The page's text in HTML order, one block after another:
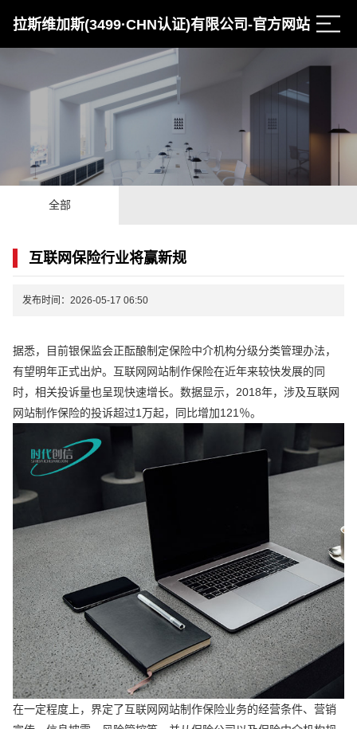
拉斯维加斯(3499·CHN认证)有限公司-官方网站
全部
互联网保险行业将赢新规
发布时间：2026-05-17 06:50
据悉，目前银保监会正酝酿制定保险中介机构分级分类管理办法，
有望明年正式出炉。互联网网站制作保险在近年来较快发展的同
时，相关投诉量也呈现快速增长。数据显示，2018年，涉及互联网
网站制作保险的投诉超过1万起，同比增加121％。
在一定程度上，界定了互联网网站制作保险业务的经营条件、营销